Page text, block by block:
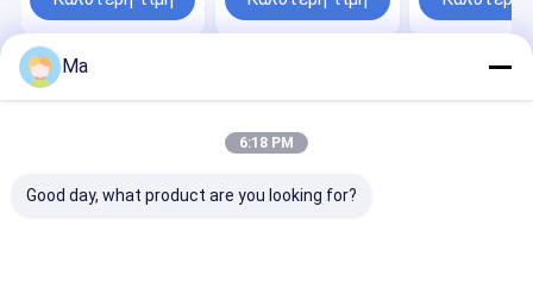
εφαρμογής σε
Σελίδα
εμείς
Site
Sitemap
Privacy Policy
Reserved.
Ma
6:18 PM
Good day, what product are you looking for?